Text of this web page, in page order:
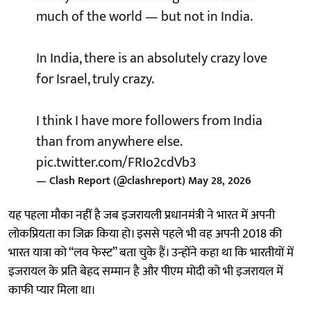
much of the world — but not in India.
In India, there is an absolutely crazy love
for Israel, truly crazy.
I think I have more followers from India
than from anywhere else.
pic.twitter.com/FRIo2cdVb3
— Clash Report (@clashreport)May 28, 2026
यह पहला मौका नहीं है जब इजरायली प्रधानमंत्री ने भारत में अपनी
लोकप्रियता का जिक्र किया हो। इससे पहले भी वह अपनी 2018 की
भारत यात्रा को “लव फेस्ट” बता चुके हैं। उन्होंने कहा था कि भारतीयों में
इजरायल के प्रति बेहद सम्मान है और पीएम मोदी को भी इजरायल में
काफी प्यार मिला था।